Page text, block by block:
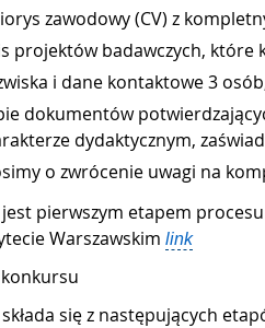
zawodowy (CV) z
projektów badawczych, które
i dane kontaktowe 3
dokumentów
dydaktycznym,
o zwrócenie uwagi na
pierwszym etapem
Warszawskim link
się z następujących